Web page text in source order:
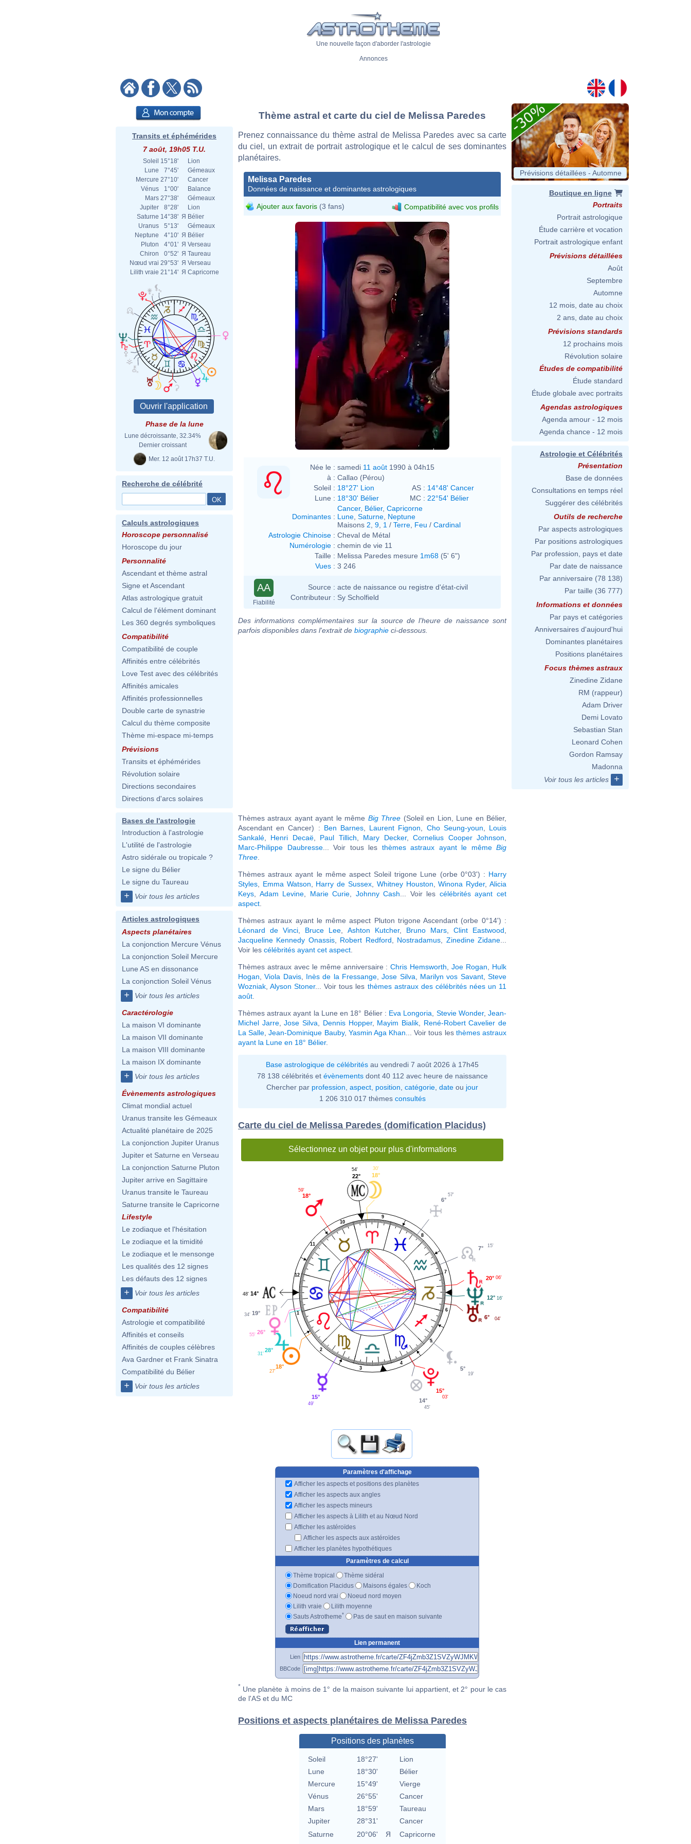
Une nouvelle façon d'aborder l'astrologie
Annonces
Transits et éphémérides
7 août, 19h05 T.U.
Soleil 15°18'
Lion
Lune
7°45'
Gémeaux
Mercure 27°10'
Cancer
Vénus
1°00'
Balance
Mars 27°38'
Gémeaux
Jupiter
8°28'
Lion
Saturne 14°38' Я Bélier
Uranus
5°13'
Gémeaux
Neptune
4°10' Я Bélier
Pluton
4°01' Я Verseau
Chiron
0°52' Я Taureau
Nœud vrai 29°53' Я Verseau
Lilith vraie 21°14' Я Capricorne
Phase de la lune
Lune décroissante, 32.34%
Dernier croissant
Mer. 12 août 17h37 T.U.
Recherche de célébrité
Calculs astrologiques
Horoscope personnalisé
Horoscope du jour
Personnalité
Ascendant et thème astral
Signe et Ascendant
Atlas astrologique gratuit
Calcul de l'élément dominant
Les 360 degrés symboliques
Compatibilité
Compatibilité de couple
Affinités entre célébrités
Love Test avec des célébrités
Affinités amicales
Affinités professionnelles
Double carte de synastrie
Calcul du thème composite
Thème mi-espace mi-temps
Prévisions
Transits et éphémérides
Révolution solaire
Directions secondaires
Directions d'arcs solaires
Bases de l'astrologie
Introduction à l'astrologie
L'utilité de l'astrologie
Astro sidérale ou tropicale ?
Le signe du Bélier
Le signe du Taureau
+ Voir tous les articles
Articles astrologiques
Aspects planétaires
La conjonction Mercure Vénus
La conjonction Soleil Mercure
Lune AS en dissonance
La conjonction Soleil Vénus
+ Voir tous les articles
Caractérologie
La maison VI dominante
La maison VII dominante
La maison VIII dominante
La maison IX dominante
+ Voir tous les articles
Évènements astrologiques
Climat mondial actuel
Uranus transite les Gémeaux
Actualité planétaire de 2025
La conjonction Jupiter Uranus
Jupiter et Saturne en Verseau
La conjonction Saturne Pluton
Jupiter arrive en Sagittaire
Uranus transite le Taureau
Saturne transite le Capricorne
Lifestyle
Le zodiaque et l'hésitation
Le zodiaque et la timidité
Le zodiaque et le mensonge
Les qualités des 12 signes
Les défauts des 12 signes
+ Voir tous les articles
Compatibilité
Astrologie et compatibilité
Affinités et conseils
Affinités de couples célèbres
Ava Gardner et Frank Sinatra
Compatibilité du Bélier
+ Voir tous les articles
Thème astral et carte du ciel de Melissa Paredes
Prenez connaissance du thème astral de Melissa Paredes avec sa carte
du ciel, un extrait de portrait astrologique et le calcul de ses dominantes
planétaires.
Melissa Paredes
Données de naissance et dominantes astrologiques
Ajouter aux favoris (3 fans) Compatibilité avec vos profils
Née le : samedi 11 août 1990 à 04h15
à : Callao (Pérou)
Soleil : 18°27' Lion AS : 14°48' Cancer
Lune : 18°30' Bélier MC : 22°54' Bélier
Dominantes :
Cancer, Bélier, Capricorne
Lune Saturne Neptune
Maisons 2 9 1 / Terre Feu / Cardinal
Astrologie Chinoise : Cheval de Métal
Numérologie : chemin de vie 11
Taille : Melissa Paredes mesure 1m68 (5' 6")
Vues : 3 246
AA
Fiabilité
Source : acte de naissance ou registre d'état-civil
Contributeur : Sy Scholfield
Des informations complémentaires sur la source de l'heure de naissance sont
parfois disponibles dans l'extrait de biographie ci-dessous.
Thèmes astraux ayant ayant le même Big Three (Soleil en Lion, Lune en Bélier,
Ascendant en Cancer) : Ben Barnes Laurent Fignon Cho Seung-youn
Louis
Sankalé
Henri Decaë, Paul Tillich Mary Decker,Cornelius Cooper Johnson
Marc-Philippe Daubresse... Voir tous les thèmes astraux ayant le même Big
Three
Thèmes astraux ayant le même aspect Soleil trigone Lune (orbe 0°03') : Harry
Styles
Emma Watson Harry de Sussex Whitney Houston ,Winona Ryder,Alicia
Keys
Adam Levine Marie Curie Johnny Cash ... Voir les célébrités ayant cet
aspect
Thèmes astraux ayant le même aspect Pluton trigone Ascendant (orbe 0°14') :
Léonard de Vinci
Bruce Lee Ashton Kutcher, Bruno Mars, Clint Eastwood
Jacqueline Kennedy Onassis, Robert Redford Nostradamus Zinedine Zidane
Voir les célébrités ayant cet aspect
Thèmes astraux avec le même anniversaire :Chris Hemsworth ,Joe Rogan
Hulk
Hogan ,Viola Davis, Inès de la Fressange ,Jose Silva Marilyn vos Savant,Steve
Wozniak ,Alyson Stoner... Voir tous les thèmes astraux des célébrités nées un 11
août
Thèmes astraux ayant la Lune en 18° Bélier : Eva Longoria Stevie Wonder,Jean-
Michel Jarre,Jose Silva Dennis Hopper, Mayim Bialik, René-Robert Cavelier de
La Salle ,Jean-Dominique Bauby, Yasmin Aga Khan ... Voir tous les thèmes astraux
ayant la Lune en 18° Bélier.
Base astrologique de célébrités au vendredi 7 août 2026 à 17h45
78 138 célébrités et évènementsdont 40 112 avec heure de naissance
Chercher par profession aspect position catégorie date ou jour
1 206 310 017 thèmes consultés
Carte du ciel de Melissa Paredes (domification Placidus)
Sélectionnez un objet pour plus d'informations
1
2
3
4
5
6
7
8
9
10
11
12 20° 06'
7° 15'
6°
57'
18°
30'
22°
54'
18°
59'
14°
48'
19°
34'
26°
55'
28°
31'
18°
27'
15°
49'
14°
45'
15°
03'
5°
19'
6° 04'
12° 16'
Paramètres d'affichage
Afficher les aspects et positions des planètes
Afficher les aspects aux angles
Afficher les aspects mineurs
Afficher les aspects à Lilith et au Nœud Nord
Afficher les astéroïdes
Afficher les aspects aux astéroïdes
Afficher les planètes hypothétiques
Paramètres de calcul
Thème tropical
Thème sidéral
Domification Placidus
Maisons égales
Koch
Noeud nord vrai
Noeud nord moyen
Lilith vraie
Lilith moyenne
Sauts Astrotheme* Pas de saut en maison suivante
Lien permanent
Lien
BBCode
* Une planète à moins de 1° de la maison suivante lui appartient, et 2° pour le cas
de l'AS et du MC
Positions et aspects planétaires de Melissa Paredes
Positions des planètes
Soleil 18°27'
Lion
Lune
18°30'
Bélier
Mercure
15°49'
Vierge
Vénus
26°55'
Cancer
Mars
18°59'
Taureau
Jupiter
28°31'
Cancer
Saturne
20°06' Я Capricorne
Prévisions détaillées - Automne
Boutique en ligne
Portraits
Portrait astrologique
Étude carrière et vocation
Portrait astrologique enfant
Prévisions détaillées
Août
Septembre
Automne
12 mois, date au choix
2 ans, date au choix
Prévisions standards
12 prochains mois
Révolution solaire
Études de compatibilité
Étude standard
Étude globale avec portraits
Agendas astrologiques
Agenda amour - 12 mois
Agenda chance - 12 mois
Astrologie et Célébrités
Présentation
Base de données
Consultations en temps réel
Suggérer des célébrités
Outils de recherche
Par aspects astrologiques
Par positions astrologiques
Par profession, pays et date
Par date de naissance
Par anniversaire (78 138)
Par taille (36 777)
Informations et données
Par pays et catégories
Anniversaires d'aujourd'hui
Dominantes planétaires
Positions planétaires
Focus thèmes astraux
Zinedine Zidane
RM (rappeur)
Adam Driver
Demi Lovato
Sebastian Stan
Leonard Cohen
Gordon Ramsay
Madonna
Voir tous les articles
+